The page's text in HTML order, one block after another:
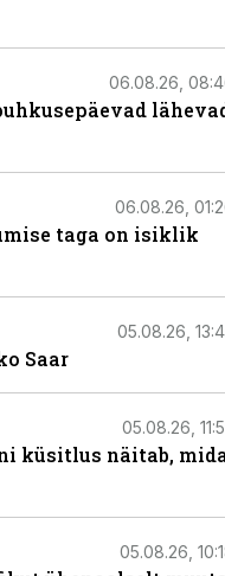
06.08.26,
06.08.26,
taga on isiklik
05.08.26,
Saar
05.08.26,
küsitlus näitab,
05.08.26,